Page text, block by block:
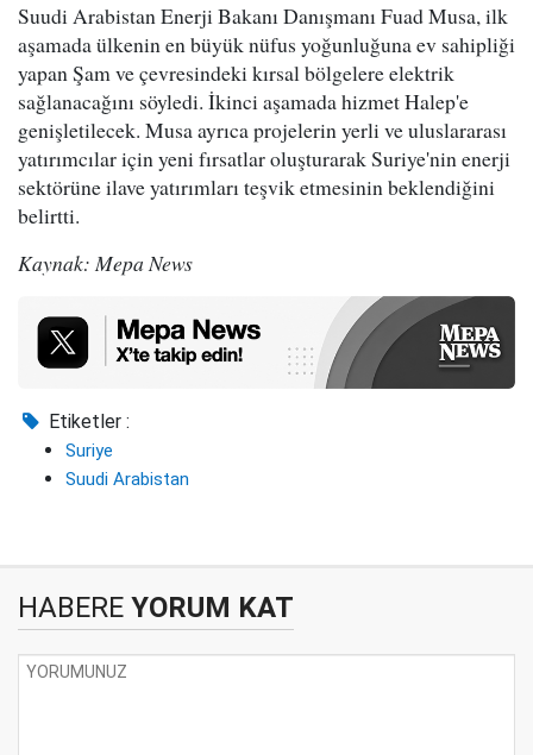
Suudi Arabistan Enerji Bakanı Danışmanı Fuad Musa, ilk
aşamada ülkenin en büyük nüfus yoğunluğuna ev sahipliği
yapan Şam ve çevresindeki kırsal bölgelere elektrik
sağlanacağını söyledi. İkinci aşamada hizmet Halep'e
genişletilecek. Musa ayrıca projelerin yerli ve uluslararası
yatırımcılar için yeni fırsatlar oluşturarak Suriye'nin enerji
sektörüne ilave yatırımları teşvik etmesinin beklendiğini
belirtti.
Kaynak: Mepa News
Etiketler :
Suriye
Suudi Arabistan
HABERE YORUM KAT